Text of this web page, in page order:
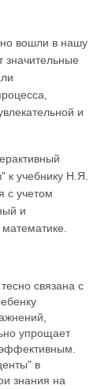
вошли в нашу
значительные
и
к учебнику Н.Я.
с учетом
и
связана с
упрощает
в
знания на